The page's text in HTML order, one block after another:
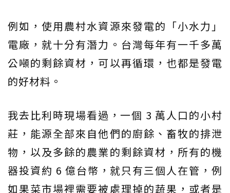
例如，使用農村水資源來發電的「小水力」
電廠，就十分有潛力。台灣每年有一千多萬
公噸的剩餘資材，可以再循環，也都是發電
的好材料。
我去比利時現場看過，一個 3 萬人口的小村
莊，能源全部來自他們的廚餘、畜牧的排泄
物，以及多餘的農業的剩餘資材，所有的機
器投資約 6 億台幣，就只有三個人在管，例
如果菜市場裡需要被處理掉的蔬果，或者是